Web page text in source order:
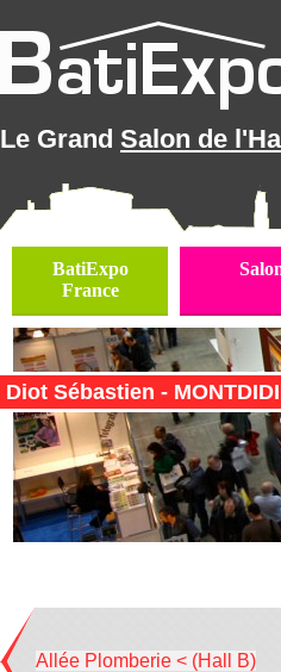
Le Grand Salon de
BatiExpo
France
Diot Sébastien -
Allée Plomberie < (Hall B)